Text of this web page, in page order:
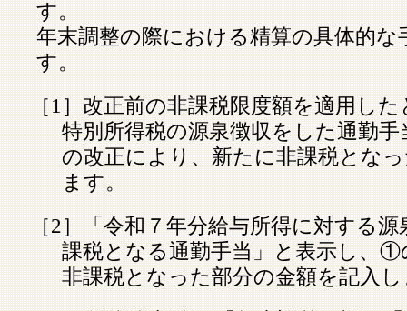
す。
年末調整の際における精算の具体的
す。
［1］改正前の非課税限度額を適用し
特別所得税の源泉徴収をした通勤
の改正により、新たに非課税とな
ます。
［2］「令和７年分給与所得に対する
課税となる通勤手当」と表示し、①
非課税となった部分の金額を記入